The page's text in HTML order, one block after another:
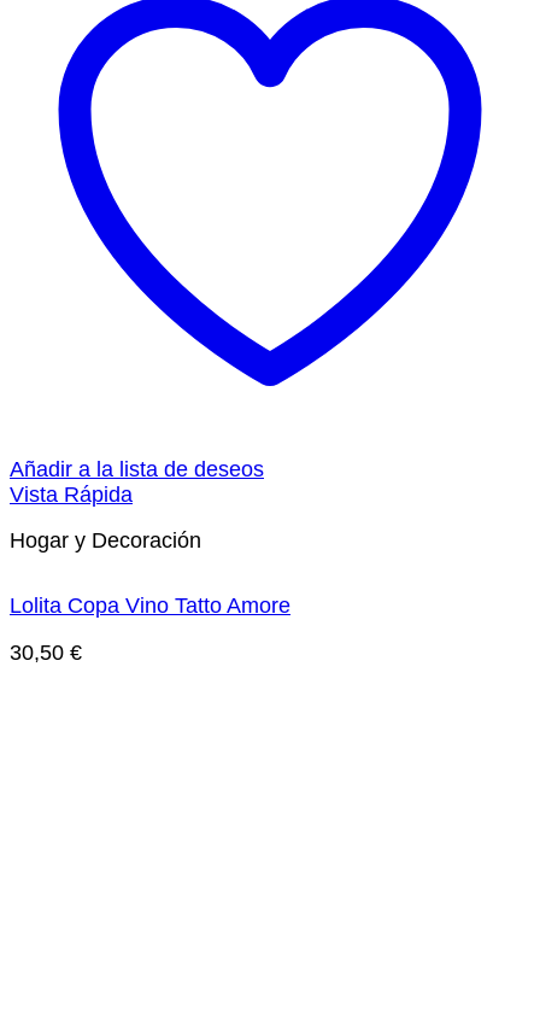
Añadir a la lista de deseos
Vista Rápida
Hogar y Decoración
Lolita Copa Vino Tatto Amore
30,50 €